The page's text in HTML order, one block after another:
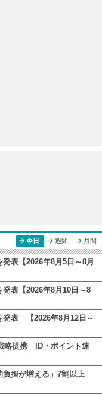
今日 週間 月間
表【2026年8月5日～8月
表【2026年8月10日～8
発表 【2026年8月12日～
略提携 ID・ポイント連
負担が増える」7割以上